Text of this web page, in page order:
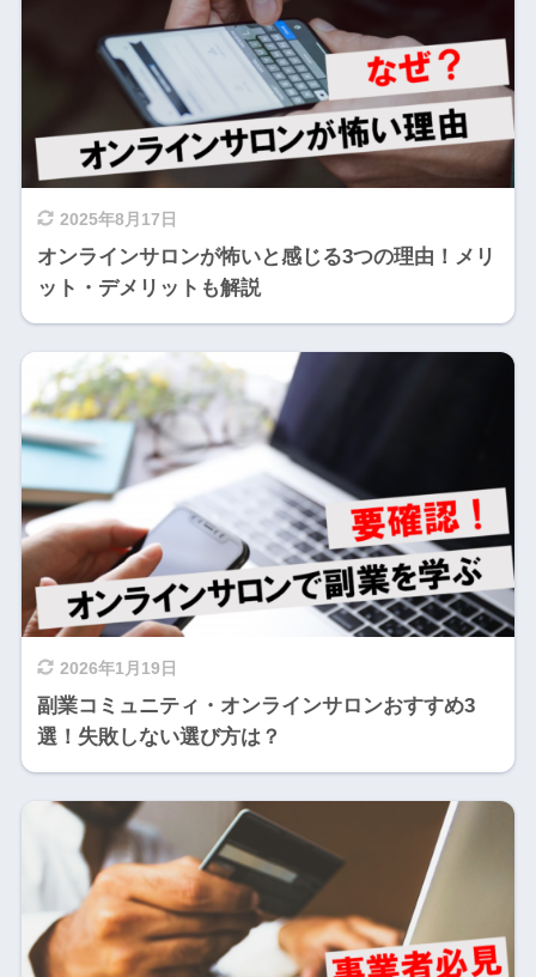
2025年8月17日
オンラインサロンが怖いと感じる3つの理由！メリ
ット・デメリットも解説
2026年1月19日
副業コミュニティ・オンラインサロンおすすめ3
選！失敗しない選び方は？